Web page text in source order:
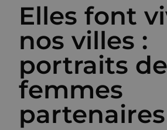
Elles font
nos villes :
portraits de
femmes